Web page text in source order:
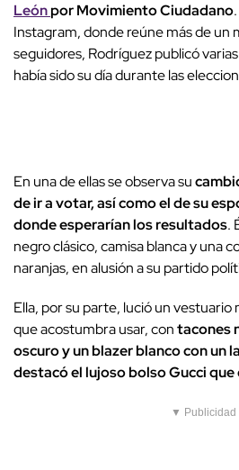
Leónpor Movimiento Ciudadano
Instagram, donde reúne más de un
seguidores, Rodríguez publicó
había sido su día durante las
En una de ellas se observa su
de ir a votar, así como el de su
donde esperarían los resultados.
negro clásico, camisa blanca y una
naranjas, en alusión a su partido
Ella, por su parte, lució un
que acostumbra usar, contacones
oscuro y un blazer blanco con un
destacó el lujoso bolso Gucci
▼ Publicidad